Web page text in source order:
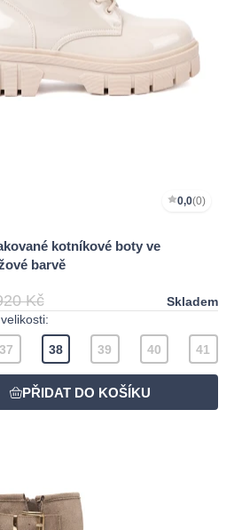
0,0(0)
kotníkové boty ve
barvě
Kč
Skladem
37 38 39 40 41